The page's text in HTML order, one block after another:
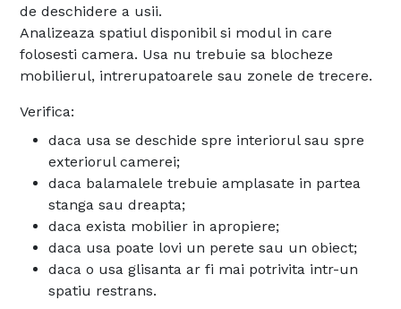
de deschidere a usii.
Analizeaza spatiul disponibil si modul in care
folosesti camera. Usa nu trebuie sa blocheze
mobilierul, intrerupatoarele sau zonele de trecere.
Verifica:
daca usa se deschide spre interiorul sau spre
exteriorul camerei;
daca balamalele trebuie amplasate in partea
stanga sau dreapta;
daca exista mobilier in apropiere;
daca usa poate lovi un perete sau un obiect;
daca o usa glisanta ar fi mai potrivita intr-un
spatiu restrans.